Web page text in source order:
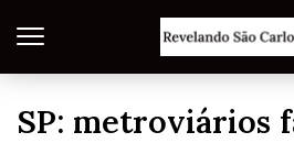
SP: metroviários